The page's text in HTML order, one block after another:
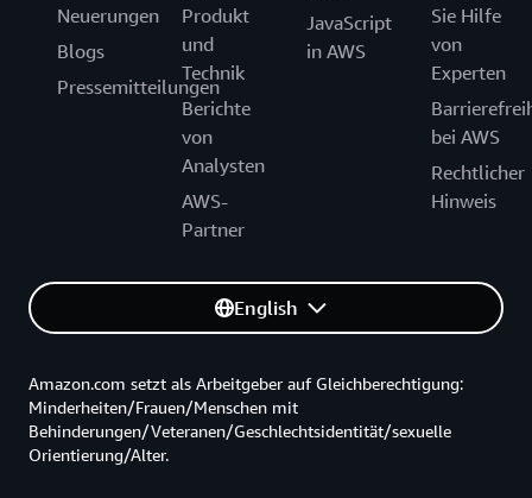
Neuerungen
Blogs
Pressemitteilungen
Produkt
und
Technik
Berichte
von
Analysten
AWS-
Partner
JavaScript
in AWS
Sie Hilfe
von
Experten
bei AWS
Rechtlicher
Hinweis
English
Amazon.com setzt als Arbeitgeber auf Gleichberechtigung:
Minderheiten/Frauen/Menschen mit
Behinderungen/Veteranen/Geschlechtsidentität/sexuelle
Orientierung/Alter.